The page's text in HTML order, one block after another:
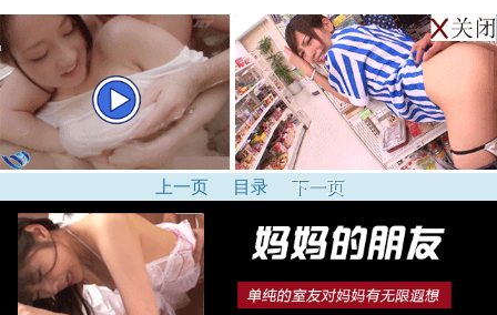
上一页 目录 下一页